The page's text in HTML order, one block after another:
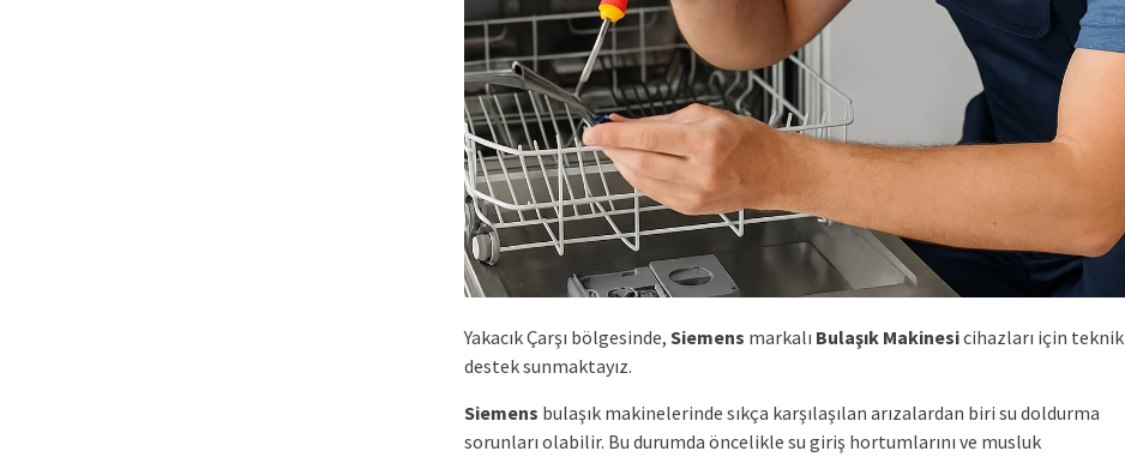
Yakacık Çarşı bölgesinde, Siemens markalı Bulaşık Makinesicihazları için teknik
destek sunmaktayız.
Siemens bulaşık makinelerinde sıkça karşılaşılan arızalardan biri su doldurma
sorunları olabilir. Bu durumda öncelikle su giriş hortumlarını ve musluk